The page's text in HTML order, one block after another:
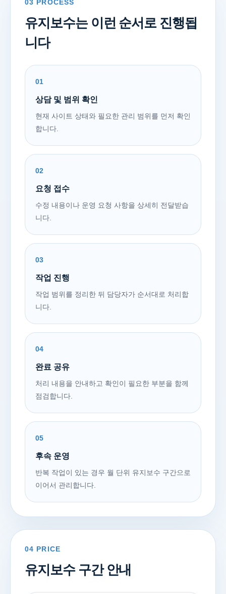
03 PROCESS
유지보수는 이런 순서로 진행됩
니다
01
상담 및 범위 확인
현재 사이트 상태와 필요한 관리 범위를 먼저 확인
합니다.
02
요청 접수
수정 내용이나 운영 요청 사항을 상세히 전달받습
니다.
03
작업 진행
작업 범위를 정리한 뒤 담당자가 순서대로 처리합
니다.
04
완료 공유
처리 내용을 안내하고 확인이 필요한 부분을 함께
점검합니다.
05
후속 운영
반복 작업이 있는 경우 월 단위 유지보수 구간으로
이어서 관리합니다.
04 PRICE
유지보수 구간 안내